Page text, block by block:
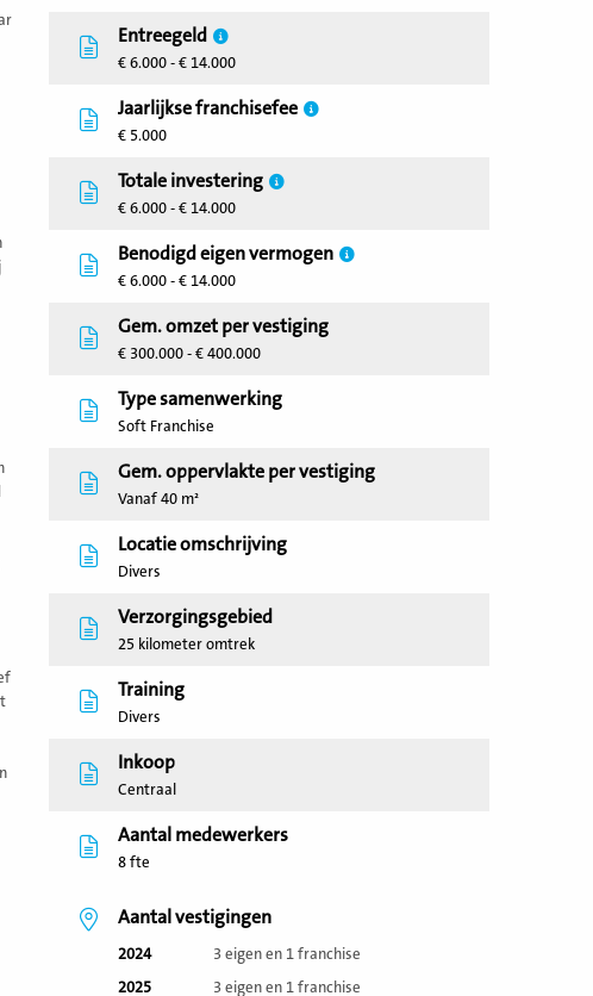
Entreegeld
€ 6.000 - € 14.000
Jaarlijkse franchisefee
€ 5.000
Totale investering
€ 6.000 - € 14.000
Benodigd eigen vermogen
€ 6.000 - € 14.000
Gem. omzet per vestiging
€ 300.000 - € 400.000
Type samenwerking
Soft Franchise
Gem. oppervlakte per vestiging
Vanaf 40 m²
Locatie omschrijving
Divers
Verzorgingsgebied
25 kilometer omtrek
Training
Divers
Inkoop
Centraal
Aantal medewerkers
8 fte
Aantal vestigingen
2024
3 eigen en 1 franchise
2025
3 eigen en 1 franchise